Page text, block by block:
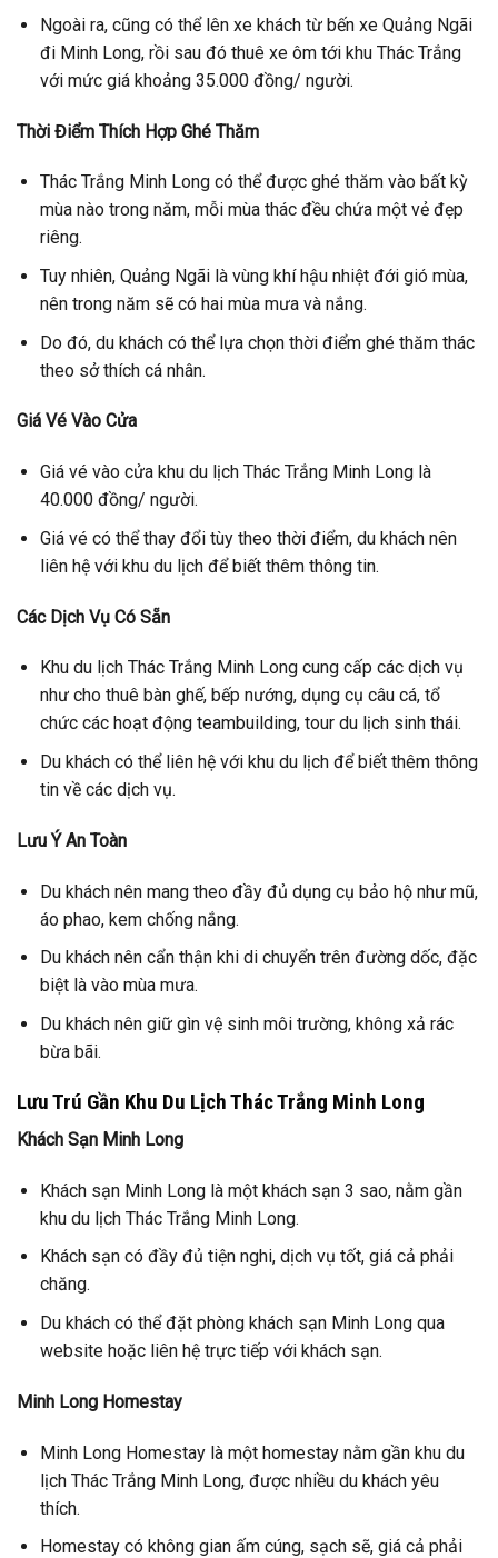
Ngoài ra, cũng có thể lên xe khách từ bến xe Quảng Ngãi
đi Minh Long, rồi sau đó thuê xe ôm tới khu Thác Trắng
với mức giá khoảng 35.000 đồng/ người.
Thời Điểm Thích Hợp Ghé Thăm
Thác Trắng Minh Long có thể được ghé thăm vào bất kỳ
mùa nào trong năm, mỗi mùa thác đều chứa một vẻ đẹp
riêng.
Tuy nhiên, Quảng Ngãi là vùng khí hậu nhiệt đới gió mùa,
nên trong năm sẽ có hai mùa mưa và nắng.
Do đó, du khách có thể lựa chọn thời điểm ghé thăm thác
theo sở thích cá nhân.
Giá Vé Vào Cửa
Giá vé vào cửa khu du lịch Thác Trắng Minh Long là
40.000 đồng/ người.
Giá vé có thể thay đổi tùy theo thời điểm, du khách nên
liên hệ với khu du lịch để biết thêm thông tin.
Các Dịch Vụ Có Sẵn
Khu du lịch Thác Trắng Minh Long cung cấp các dịch vụ
như cho thuê bàn ghế, bếp nướng, dụng cụ câu cá, tổ
chức các hoạt động teambuilding, tour du lịch sinh thái.
Du khách có thể liên hệ với khu du lịch để biết thêm thông
tin về các dịch vụ.
Lưu Ý An Toàn
Du khách nên mang theo đầy đủ dụng cụ bảo hộ như mũ,
áo phao, kem chống nắng.
Du khách nên cẩn thận khi di chuyển trên đường dốc, đặc
biệt là vào mùa mưa.
Du khách nên giữ gìn vệ sinh môi trường, không xả rác
bừa bãi.
Lưu Trú Gần Khu Du Lịch Thác Trắng Minh Long
Khách Sạn Minh Long
Khách sạn Minh Long là một khách sạn 3 sao, nằm gần
khu du lịch Thác Trắng Minh Long.
Khách sạn có đầy đủ tiện nghi, dịch vụ tốt, giá cả phải
chăng.
Du khách có thể đặt phòng khách sạn Minh Long qua
website hoặc liên hệ trực tiếp với khách sạn.
Minh Long Homestay
Minh Long Homestay là một homestay nằm gần khu du
lịch Thác Trắng Minh Long, được nhiều du khách yêu
thích.
Homestay có không gian ấm cúng, sạch sẽ, giá cả phải